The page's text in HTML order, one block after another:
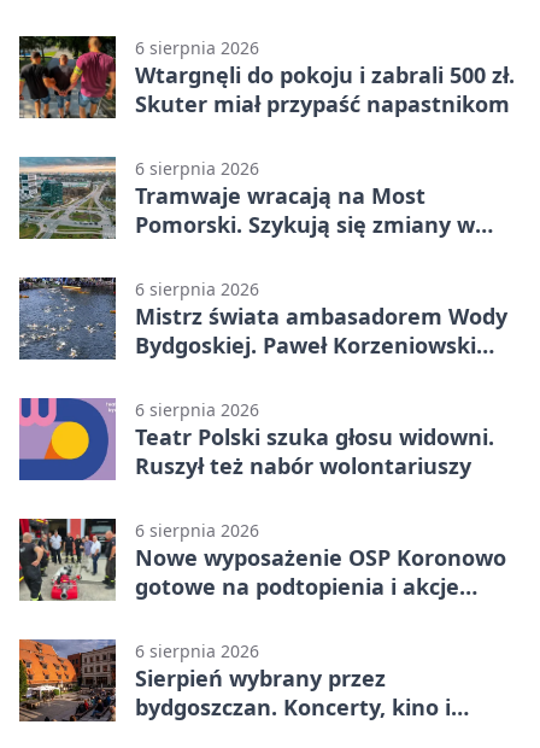
6 sierpnia 2026
Wtargnęli do pokoju i zabrali 500 zł.
Skuter miał przypaść napastnikom
6 sierpnia 2026
Tramwaje wracają na Most
Pomorski. Szykują się zmiany w
6 sierpnia 2026
Mistrz świata ambasadorem Wody
Bydgoskiej. Paweł Korzeniowski
6 sierpnia 2026
Teatr Polski szuka głosu widowni.
Ruszył też nabór wolontariuszy
6 sierpnia 2026
Nowe wyposażenie OSP Koronowo
gotowe na podtopienia i akcje
6 sierpnia 2026
Sierpień wybrany przez
bydgoszczan. Koncerty, kino i